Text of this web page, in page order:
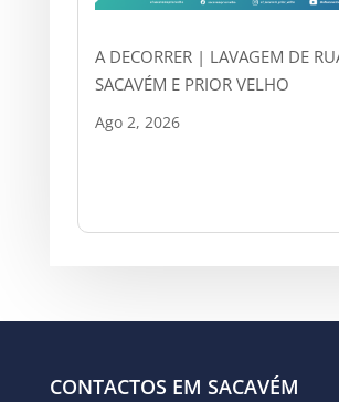
A DECORRER | LAVAGEM DE
SACAVÉM E PRIOR VELHO
Ago 2, 2026
CONTACTOS EM SACAVÉM